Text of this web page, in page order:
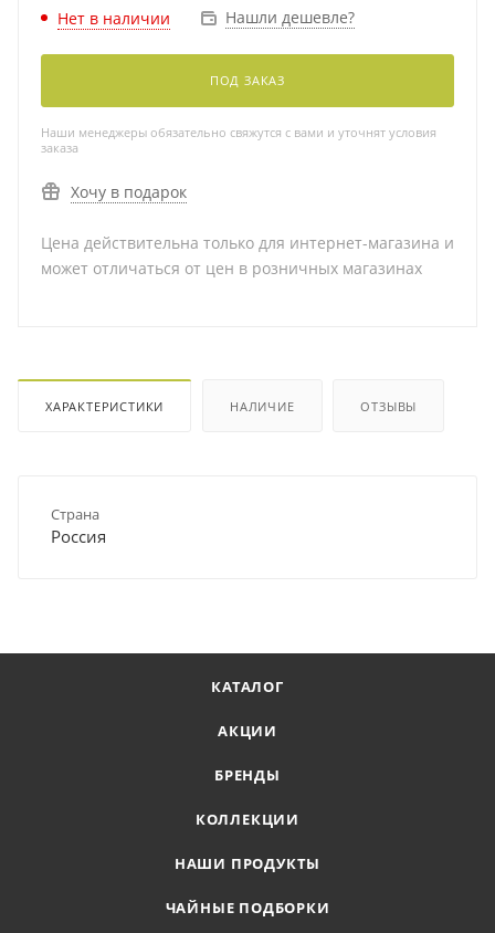
Нет в наличии Нашли дешевле?
ПОД ЗАКАЗ
Наши менеджеры обязательно свяжутся с вами и уточнят условия
заказа
Хочу в подарок
Цена действительна только для интернет-магазина и
может отличаться от цен в розничных магазинах
ХАРАКТЕРИСТИКИ НАЛИЧИЕ ОТЗЫВЫ
Страна
Россия
КАТАЛОГ
АКЦИИ
БРЕНДЫ
КОЛЛЕКЦИИ
НАШИ ПРОДУКТЫ
ЧАЙНЫЕ ПОДБОРКИ